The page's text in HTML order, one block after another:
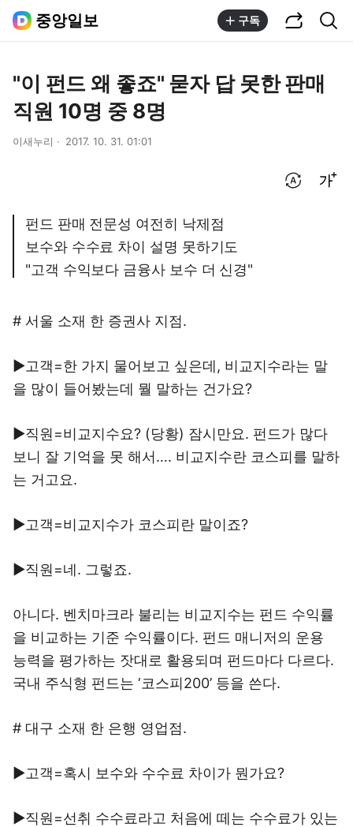
중앙일보 구독
"이 펀드 왜 좋죠" 묻자 답 못한 판매
직원 10명 중 8명
이새누리 2017. 10. 31. 01:01
펀드 판매 전문성 여전히 낙제점
보수와 수수료 차이 설명 못하기도
"고객 수익보다 금융사 보수 더 신경"
# 서울 소재 한 증권사 지점.
▶고객=한 가지 물어보고 싶은데, 비교지수라는 말
을 많이 들어봤는데 뭘 말하는 건가요?
▶직원=비교지수요? (당황) 잠시만요. 펀드가 많다
보니 잘 기억을 못 해서…. 비교지수란 코스피를 말하
는 거고요.
▶고객=비교지수가 코스피란 말이죠?
▶직원=네. 그렇죠.
아니다. 벤치마크라 불리는 비교지수는 펀드 수익률
을 비교하는 기준 수익률이다. 펀드 매니저의 운용
능력을 평가하는 잣대로 활용되며 펀드마다 다르다.
국내 주식형 펀드는 ‘코스피200’ 등을 쓴다.
# 대구 소재 한 은행 영업점.
▶고객=혹시 보수와 수수료 차이가 뭔가요?
▶직원=선취 수수료라고 처음에 떼는 수수료가 있는